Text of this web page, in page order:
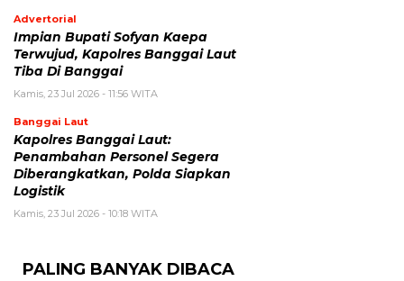
Advertorial
Impian Bupati Sofyan Kaepa
Terwujud, Kapolres Banggai Laut
Tiba Di Banggai
Kamis, 23 Jul 2026 - 11:56 WITA
Banggai Laut
Kapolres Banggai Laut:
Penambahan Personel Segera
Diberangkatkan, Polda Siapkan
Logistik
Kamis, 23 Jul 2026 - 10:18 WITA
PALING BANYAK DIBACA